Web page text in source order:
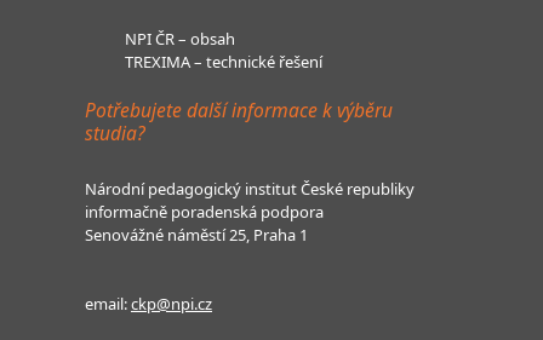
NPI ČR – obsah
TREXIMA – technické řešení
Potřebujete další informace k výběru
studia?
Národní pedagogický institut České republiky
informačně poradenská podpora
Senovážné náměstí 25, Praha 1
email:ckp@npi.cz